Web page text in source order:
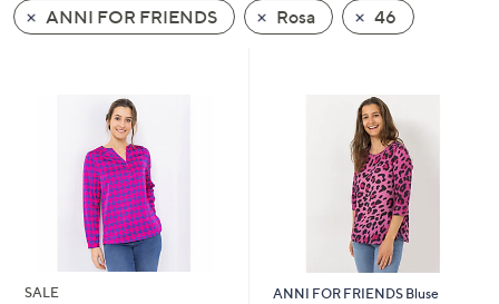
und
nach
Geräten
ANNI FOR FRIENDS
Rosa 46
SALE
ANNI FOR FRIENDS Bluse